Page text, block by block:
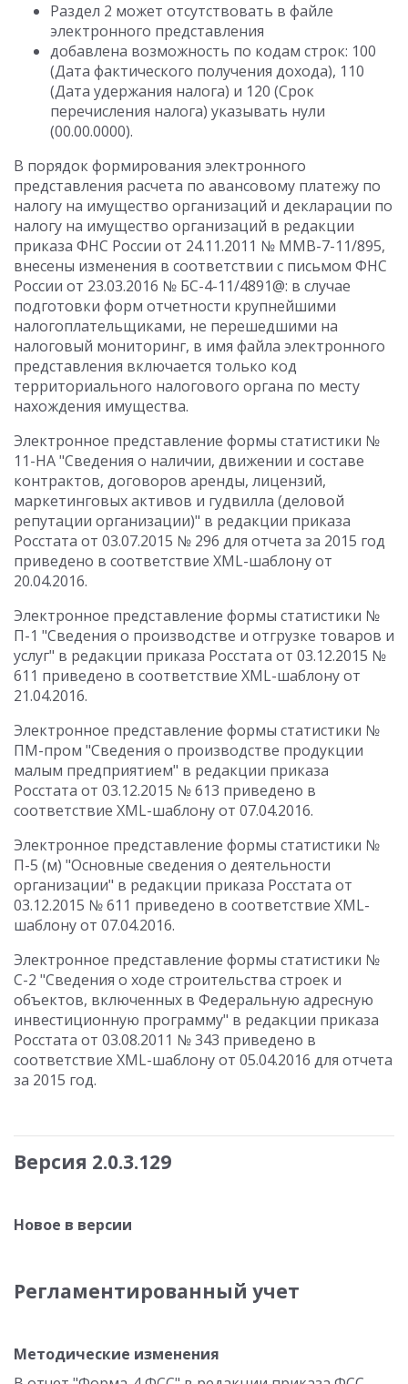
Раздел 2 может отсутствовать в файле
электронного представления
добавлена возможность по кодам строк: 100
(Дата фактического получения дохода), 110
(Дата удержания налога) и 120 (Срок
перечисления налога) указывать нули
(00.00.0000).
В порядок формирования электронного
представления расчета по авансовому платежу по
налогу на имущество организаций и декларации по
налогу на имущество организаций в редакции
приказа ФНС России от 24.11.2011 № ММВ-7-11/895,
внесены изменения в соответствии с письмом ФНС
России от 23.03.2016 № БС-4-11/4891@: в случае
подготовки форм отчетности крупнейшими
налогоплательщиками, не перешедшими на
налоговый мониторинг, в имя файла электронного
представления включается только код
территориального налогового органа по месту
нахождения имущества.
Электронное представление формы статистики №
11-НА "Сведения о наличии, движении и составе
контрактов, договоров аренды, лицензий,
маркетинговых активов и гудвилла (деловой
репутации организации)" в редакции приказа
Росстата от 03.07.2015 № 296 для отчета за 2015 год
приведено в соответствие XML-шаблону от
20.04.2016.
Электронное представление формы статистики №
П-1 "Сведения о производстве и отгрузке товаров и
услуг" в редакции приказа Росстата от 03.12.2015 №
611 приведено в соответствие XML-шаблону от
21.04.2016.
Электронное представление формы статистики №
ПМ-пром "Сведения о производстве продукции
малым предприятием" в редакции приказа
Росстата от 03.12.2015 № 613 приведено в
соответствие XML-шаблону от 07.04.2016.
Электронное представление формы статистики №
П-5 (м) "Основные сведения о деятельности
организации" в редакции приказа Росстата от
03.12.2015 № 611 приведено в соответствие XML-
шаблону от 07.04.2016.
Электронное представление формы статистики №
С-2 "Сведения о ходе строительства строек и
объектов, включенных в Федеральную адресную
инвестиционную программу" в редакции приказа
Росстата от 03.08.2011 № 343 приведено в
соответствие XML-шаблону от 05.04.2016 для отчета
за 2015 год.
Версия 2.0.3.129
Новое в версии
Регламентированный учет
Методические изменения